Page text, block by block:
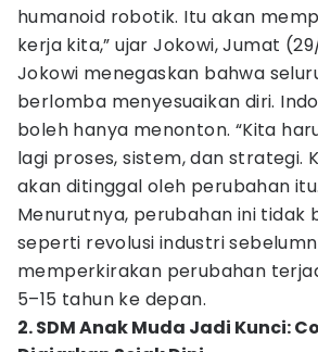
humanoid robotik. Itu akan
kerja kita,” ujar Jokowi, Jumat
Jokowi menegaskan bahwa
berlomba menyesuaikan diri.
boleh hanya menonton. “Kita
lagi proses, sistem, dan strategi.
akan ditinggal oleh perubahan
Menurutnya, perubahan ini tidak
seperti revolusi industri
memperkirakan perubahan
5–15 tahun ke depan.
2. SDM Anak Muda Jadi Kunci: